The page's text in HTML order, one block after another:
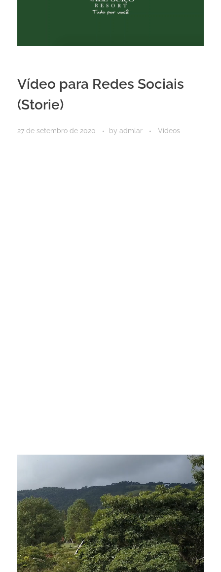
Vídeo para Redes Sociais
(Storie)
27 de setembro de 2020 by admlar Vídeos